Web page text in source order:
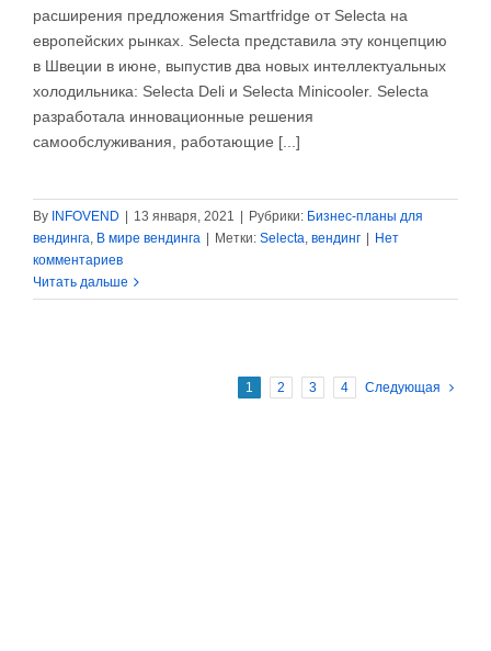
расширения предложения Smartfridge от Selecta на
европейских рынках. Selecta представила эту концепцию
в Швеции в июне, выпустив два новых интеллектуальных
холодильника: Selecta Deli и Selecta Minicooler. Selecta
разработала инновационные решения
самообслуживания, работающие [...]
By INFOVEND | 13 января, 2021 | Рубрики: Бизнес-планы для
вендинга В мире вендинга | Метки: Selecta вендинг | Нет
комментариев
Читать дальше
1 2 3 4 Следующая